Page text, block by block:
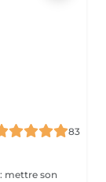
83
mettre son